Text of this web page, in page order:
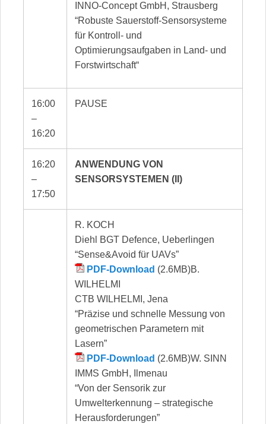
INNO-Concept GmbH, Strausberg
“Robuste Sauerstoff-Sensorsysteme
für Kontroll- und
Optimierungsaufgaben in Land- und
Forstwirtschaft“
16:00
–
16:20
PAUSE
16:20
–
17:50
ANWENDUNG VON
SENSORSYSTEMEN (II)
R. KOCH
Diehl BGT Defence, Ueberlingen
“Sense&Avoid für UAVs”
PDF-Download (2.6MB)B.
WILHELMI
CTB WILHELMI, Jena
“Präzise und schnelle Messung von
geometrischen Parametern mit
Lasern”
PDF-Download (2.6MB)W. SINN
IMMS GmbH, Ilmenau
“Von der Sensorik zur
Umwelterkennung – strategische
Herausforderungen”